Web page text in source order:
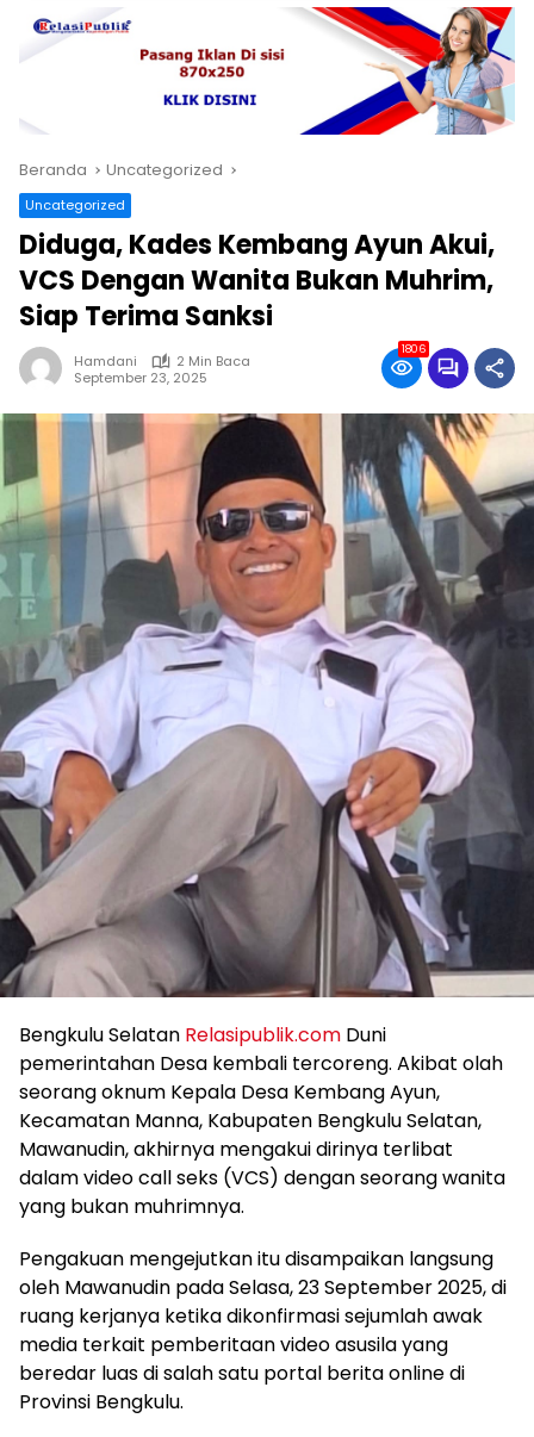
Beranda Uncategorized
Uncategorized
Diduga, Kades Kembang Ayun Akui,
VCS Dengan Wanita Bukan Muhrim,
Siap Terima Sanksi
Hamdani
2 Min Baca
September 23, 2025
1806
Bengkulu Selatan Relasipublik.com Duni
pemerintahan Desa kembali tercoreng. Akibat olah
seorang oknum Kepala Desa Kembang Ayun,
Kecamatan Manna, Kabupaten Bengkulu Selatan,
Mawanudin, akhirnya mengakui dirinya terlibat
dalam video call seks (VCS) dengan seorang wanita
yang bukan muhrimnya.
Pengakuan mengejutkan itu disampaikan langsung
oleh Mawanudin pada Selasa, 23 September 2025, di
ruang kerjanya ketika dikonfirmasi sejumlah awak
media terkait pemberitaan video asusila yang
beredar luas di salah satu portal berita online di
Provinsi Bengkulu.